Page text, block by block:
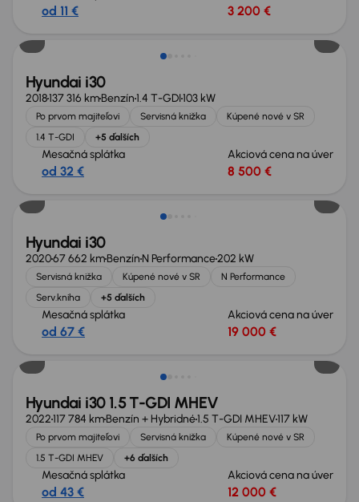
od 11 € 3 200 €
Zlacnené o 500 €
Hyundai i30
2018137 316 kmBenzín1.4 T-GDI103 kW
Po prvom majiteľovi Servisná knižka
Kúpené nové v SR
1.4 T-GDI
+5 ďalších
Mesačná splátka
od 32 €
Akciová cena na úver
8 500 €
Hyundai i30
202067 662 kmBenzín N Performance202 kW
Servisná knižka Kúpené nové v SR
N Performance
Serv.kniha
+5 ďalších
Mesačná splátka
od 67 €
Akciová cena na úver
19 000 €
Nové v ponuke
Hyundai i30 1.5 T-GDI MHEV
2022117 784 kmBenzín + Hybridné1.5 T-GDI MHEV117 kW
Po prvom majiteľovi Servisná knižka
Kúpené nové v SR
1.5 T-GDI MHEV
+6 ďalších
Mesačná splátka
od 43 €
Akciová cena na úver
12 000 €